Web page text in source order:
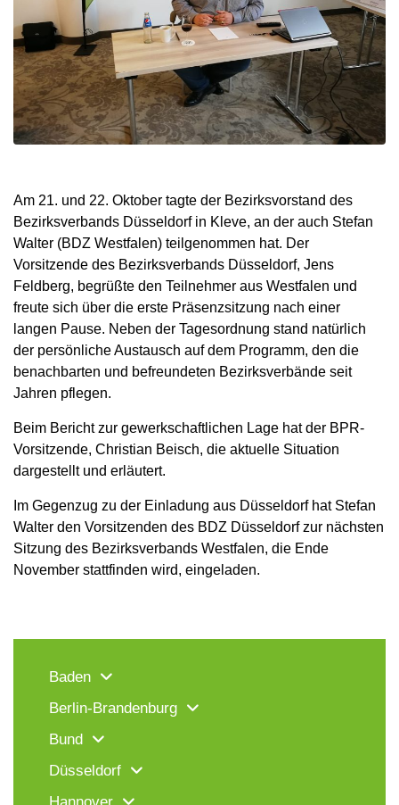
Am 21. und 22. Oktober tagte der Bezirksvorstand des
Bezirksverbands Düsseldorf in Kleve, an der auch Stefan
Walter (BDZ Westfalen) teilgenommen hat. Der
Vorsitzende des Bezirksverbands Düsseldorf, Jens
Feldberg, begrüßte den Teilnehmer aus Westfalen und
freute sich über die erste Präsenzsitzung nach einer
langen Pause. Neben der Tagesordnung stand natürlich
der persönliche Austausch auf dem Programm, den die
benachbarten und befreundeten Bezirksverbände seit
Jahren pflegen.
Beim Bericht zur gewerkschaftlichen Lage hat der BPR-
Vorsitzende, Christian Beisch, die aktuelle Situation
dargestellt und erläutert.
Im Gegenzug zu der Einladung aus Düsseldorf hat Stefan
Walter den Vorsitzenden des BDZ Düsseldorf zur nächsten
Sitzung des Bezirksverbands Westfalen, die Ende
November stattfinden wird, eingeladen.
Baden
Berlin-Brandenburg
Bund
Düsseldorf